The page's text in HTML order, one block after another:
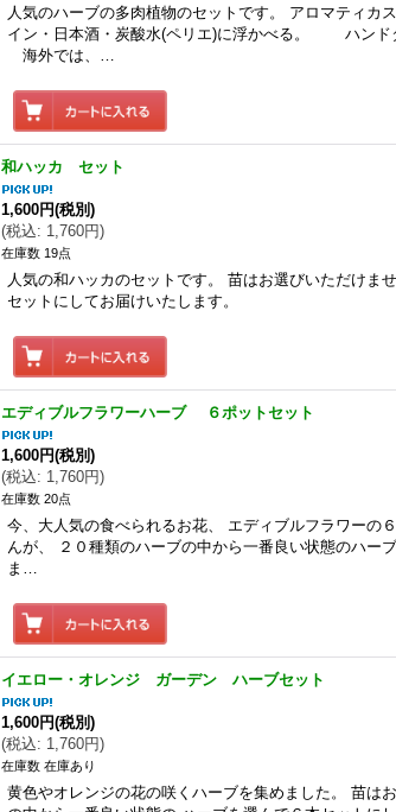
人気のハーブの多肉植物のセットです。 アロマテ
イン・日本酒・炭酸水(ペリエ)に浮かべる。 ハンド
海外では、…
和ハッカ セット
1,600円(税別)
(税込: 1,760円)
在庫数 19点
人気の和ハッカのセットです。 苗はお選びいただけま
セットにしてお届けいたします。
エディブルフラワーハーブ ６ポットセット
1,600円(税別)
(税込: 1,760円)
在庫数 20点
今、大人気の食べられるお花、 エディブルフラワーの
んが、 ２０種類のハーブの中から一番良い状態のハー
ま…
イエロー・オレンジ ガーデン ハーブセット
1,600円(税別)
(税込: 1,760円)
在庫数 在庫あり
黄色やオレンジの花の咲くハーブを集めました。 苗は